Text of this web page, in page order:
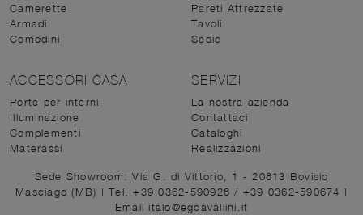
Camerette
Armadi
Comodini
Pareti Attrezzate
Tavoli
Sedie
ACCESSORI CASA
Porte per interni
Illuminazione
Complementi
Materassi
SERVIZI
La nostra azienda
Contattaci
Cataloghi
Realizzazioni
Sede Showroom: Via G. di Vittorio, 1 - 20813 Bovisio
Masciago (MB) | Tel. +39 0362-590928/ +39 0362-590674 |
Email italo@egcavallini.it